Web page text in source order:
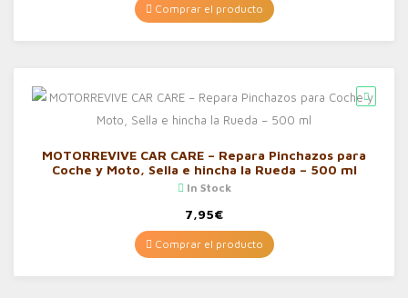
Comprar el producto
MOTORREVIVE CAR CARE – Repara Pinchazos para
Coche y Moto, Sella e hincha la Rueda – 500 ml
In Stock
7,95€
Comprar el producto